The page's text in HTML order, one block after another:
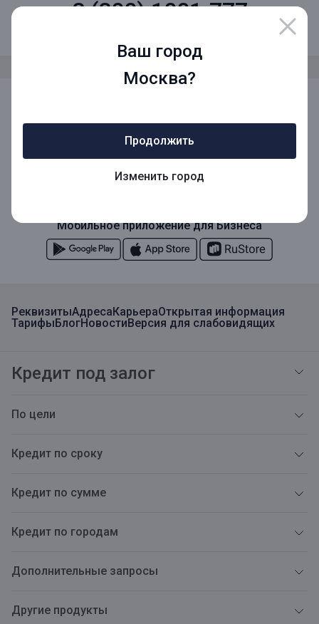
Ваш город
Москва?
Продолжить
Изменить город
8 (800) 1001-777
РеквизитыАдресаКарьераОткрытая информация
ТарифыБлогНовостиВерсия для слабовидящих
Кредит под залог
По цели
Кредит по сроку
Кредит по сумме
Кредит по городам
Дополнительные запросы
Другие продукты
Мобильное приложение для Бизнеса